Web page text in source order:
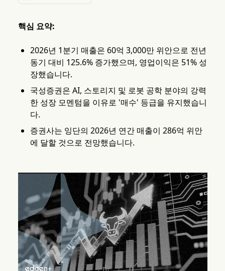
핵심 요약:
2026년 1분기 매출은 60억 3,000만 위안으로 전년
동기 대비 125.6% 증가했으며, 영업이익은 51% 성
장했습니다.
국성증권은 AI, 스토리지 및 로봇 공학 분야의 강력
한 성장 모멘텀을 이유로 '매수' 등급을 유지했습니
다.
증권사는 잉단의 2026년 연간 매출이 286억 위안
에 달할 것으로 전망했습니다.